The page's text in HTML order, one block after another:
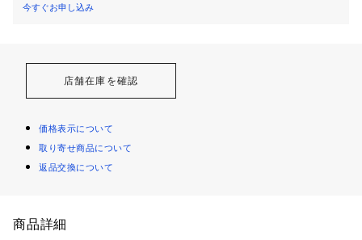
今すぐお申し込み
店舗在庫を確認
価格表示について
取り寄せ商品について
返品交換について
商品詳細